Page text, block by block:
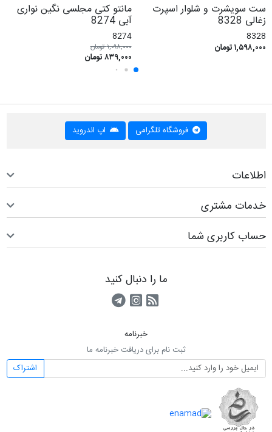
ست سویشرت و شلوار اسپرت
زغالی 8328
8328
۱,۵۹۸,۰۰۰ تومان
مانتو کتی مجلسی نگین نواری
آبی 8274
8274
۱,۰۹۸,۰۰۰ تومان
۸۳۹,۰۰۰ تومان
فروشگاه تلگرامی اپ اندروید
اطلاعات
خدمات مشتری
حساب کاربری شما
ما را دنبال کنید
RSSکانال آپارات
کانال تلگرام
خبرنامه
ثبت نام برای دریافت خبرنامه ما
اشتراک